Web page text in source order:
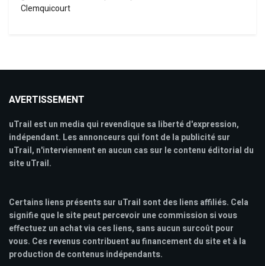
Clemquicourt
AVERTISSEMENT
uTrail est un media qui revendique sa liberté d'expression,
indépendant. Les annonceurs qui font de la publicité sur
uTrail, n'interviennent en aucun cas sur le contenu éditorial du
site uTrail.
Certains liens présents sur uTrail sont des liens affiliés. Cela
signifie que le site peut percevoir une commission si vous
effectuez un achat via ces liens, sans aucun surcoût pour
vous. Ces revenus contribuent au financement du site et à la
production de contenus indépendants.